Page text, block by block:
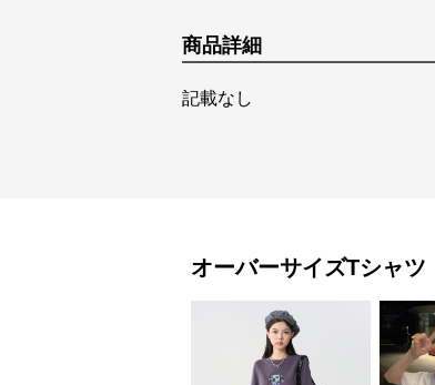
商品詳細
記載なし
オーバーサイズTシャツ